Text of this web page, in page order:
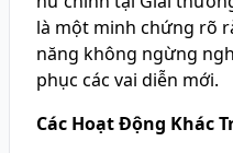
là một minh chứng rõ
năng không ngừng
phục các vai diễn mới.
Các Hoạt Động Khác